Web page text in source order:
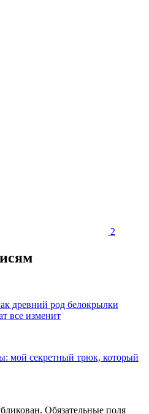
2
древний род белокрылки
все изменит
мой секретный трюк, который
Обязательные поля